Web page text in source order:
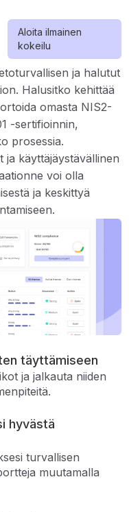
Aloita ilmainen
kokeilu
ja halutut
Halusitko kehittää
omasta NIS2-
-sertifioinnin,
prosessia.
ja käyttäjäystävällinen
voi olla
ja keskittyä
täyttämiseen
ja jalkauta niiden
hyvästä
turvallisen
muutamalla